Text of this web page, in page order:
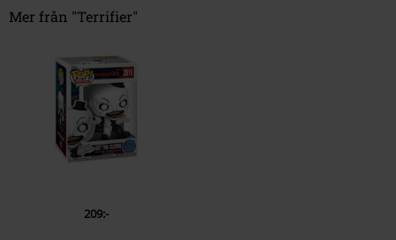
Mer från "Terrifier"
209:-